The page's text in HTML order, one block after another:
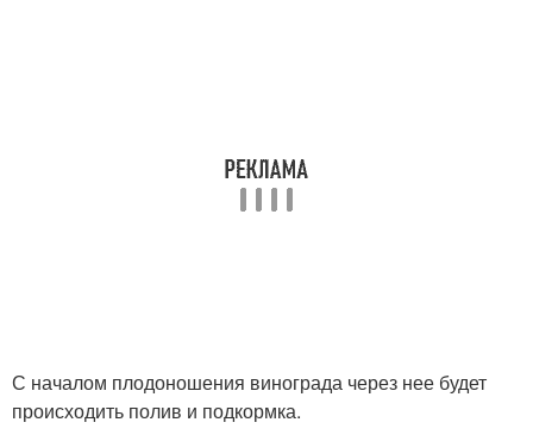
С началом плодоношения винограда через нее будет
происходить полив и подкормка.